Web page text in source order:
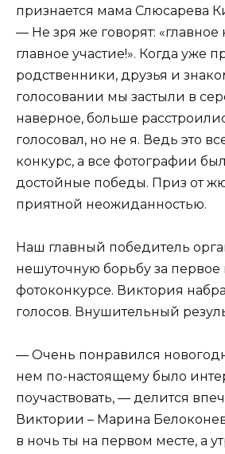
признается мама Слюсарева
— Не зря же говорят: «главное
главное участие!». Когда уже
родственники, друзья и
голосовании мы застыли в
наверное, больше
голосовал, но не я. Ведь это
конкурс, а все фотографии
достойные победы. Приз от
приятной неожиданностью.
Наш главный победитель
нешуточную борьбу за первое
фотоконкурсе. Виктория
голосов. Внушительный
— Очень понравился
нем по-настоящему было
поучаствовать, — делится
Виктории – Марина
в ночь ты на первом месте, а